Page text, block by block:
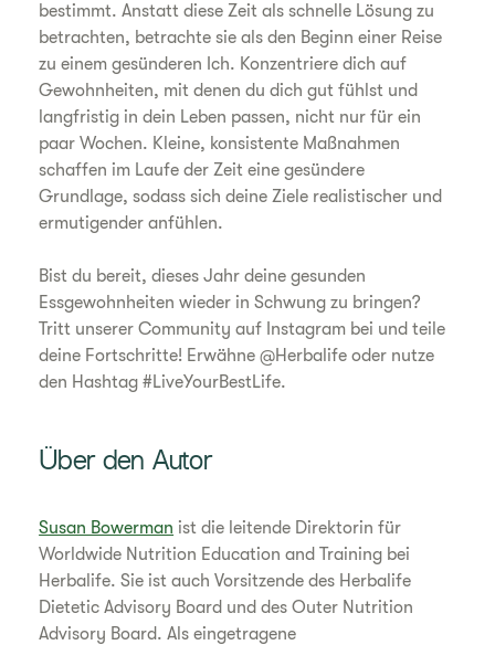
bestimmt. Anstatt diese Zeit als schnelle Lösung zu
betrachten, betrachte sie als den Beginn einer Reise
zu einem gesünderen Ich. Konzentriere dich auf
Gewohnheiten, mit denen du dich gut fühlst und
langfristig in dein Leben passen, nicht nur für ein
paar Wochen. Kleine, konsistente Maßnahmen
schaffen im Laufe der Zeit eine gesündere
Grundlage, sodass sich deine Ziele realistischer und
ermutigender anfühlen.
Bist du bereit, dieses Jahr deine gesunden
Essgewohnheiten wieder in Schwung zu bringen?
Tritt unserer Community auf Instagram bei und teile
deine Fortschritte! Erwähne @Herbalife oder nutze
den Hashtag #LiveYourBestLife.
Über den Autor
Susan Bowerman ist die leitende Direktorin für
Worldwide Nutrition Education and Training bei
Herbalife. Sie ist auch Vorsitzende des Herbalife
Dietetic Advisory Board und des Outer Nutrition
Advisory Board. Als eingetragene